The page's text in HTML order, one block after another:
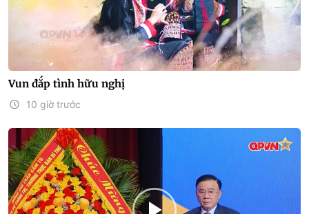
Vun đắp tình hữu nghị
10 giờ trước